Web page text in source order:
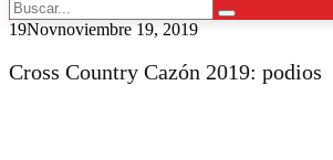
19Novnoviembre 19, 2019
Cross Country Cazón 2019: podios